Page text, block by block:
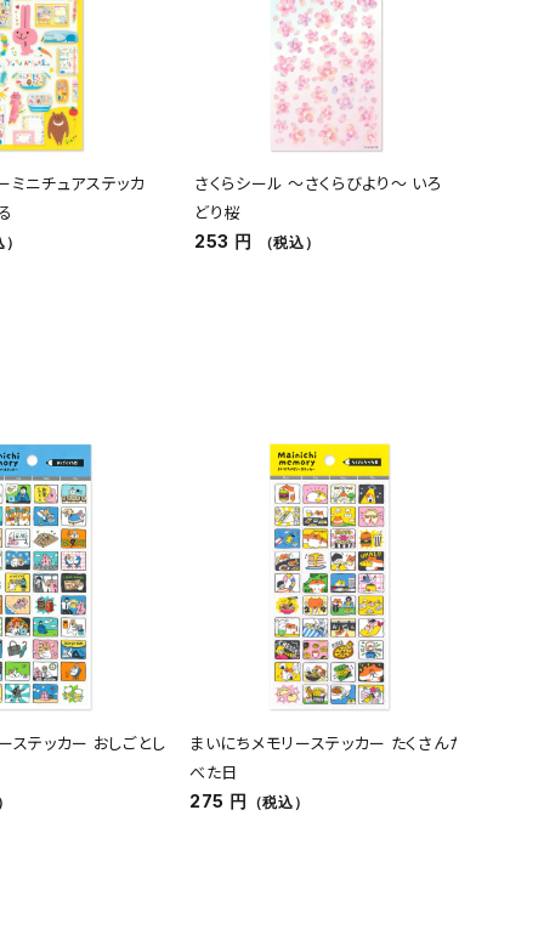
ミニチュアステッカ
さくらシール ～さくらびより～ いろ
どり桜
253 円 （税込）
ステッカー おしごとし
まいにちメモリーステッカー たくさんた
べた日
275 円 （税込）